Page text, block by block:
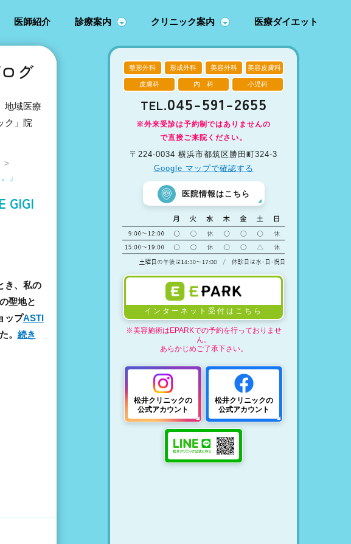
医師紹介 診療案内 クリニック案内 医療ダイエット
整形外科 形成外科 美容外科 美容皮膚科
皮膚科 内 科 小児科
TEL.045-591-2655
※外来受診は予約制ではありませんの
で直接ご来院ください。
〒224-0034 横浜市都筑区勝田町324-3
Google マップで確認する
医院情報はこちら
インターネット受付はこちら
※美容施術はEPARKでの予約を行っておりませ
ん。
あらかじめご了承下さい。
松井クリニックの
公式アカウント
松井クリニックの
公式アカウント
グ
地域医療
ク」院
>
」
GIGI
き、私の
聖地と
ップASTI
。 続き